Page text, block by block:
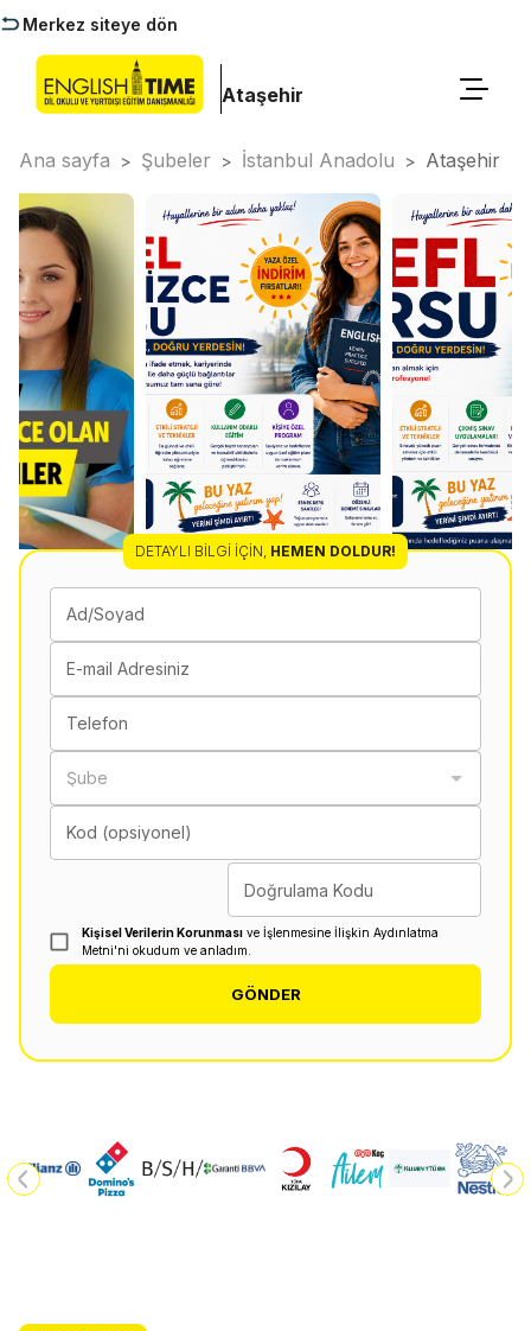
Merkez siteye dön
Ataşehir
Ana sayfa > Şubeler > İstanbul Anadolu > Ataşehir
DETAYLI BILGI İÇIN, HEMEN DOLDUR!
Ad/Soyad
E-mail Adresiniz
Telefon
Şube
Kod (opsiyonel)
Doğrulama Kodu
Kişisel Verilerin Korunması ve İşlenmesine İlişkin Aydınlatma
Metni'ni okudum ve anladım.
GÖNDER